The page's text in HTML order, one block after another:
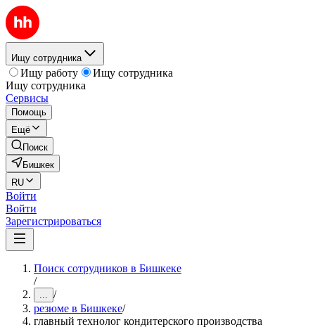
Ищу сотрудника
Ищу работу
Ищу сотрудника
Ищу сотрудника
Сервисы
Помощь
Ещё
Поиск
Бишкек
RU
Войти
Войти
Зарегистрироваться
Поиск сотрудников в Бишкеке
/
... /
резюме в Бишкеке/
главный технолог кондитерского производства